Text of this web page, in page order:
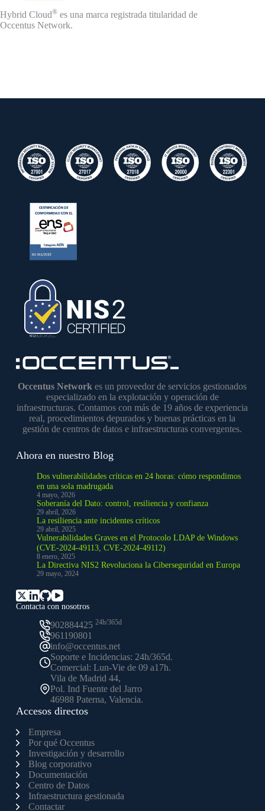
Hybrid Cloud® es una marca registrada titularidad de
Occentus Network.
Occentus Network es un proveedor de servicios gestionados
especializado en la explotación y operación de
infraestructuras. Contamos con más de 19 años de experiencia
real, procedimientos depurados y buenas prácticas en la
gestión de centros de datos e infraestructuras convergentes.
Contacta con nosotros
902884425 24h/365d
961190801
info@occentus.net
Soporte e Incidencias: 24h/365d.
Comercial: Lun-Vie de 09 a17h.
Vila de Madrid 44,
Pol. Ind Fuente del Jarro
46988 Paterna, Valencia.
Accesos directos
Empresa
Por qué Occentus
Investigación y desarrollo
Blog corporativo
Documentación
Centro de Datos
Infraestructura gestionada
Contactar
Ahora en nuestro Blog
Dos vulnerabilidades críticas en 24 horas: cómo respondimos
en una sola madrugada
4 mayo, 2026
Soberanía del Dato: control, resiliencia y confianza
29 abril, 2026
La resiliencia ante incidentes críticos
29 abril, 2025
Vulnerabilidades Graves en el Protocolo LDAP de Windows
(CVE-2024-49113, CVE-2024-49112)
8 enero, 2025
La Directiva NIS2 Revoluciona la Ciberseguridad en Europa
29 mayo, 2024